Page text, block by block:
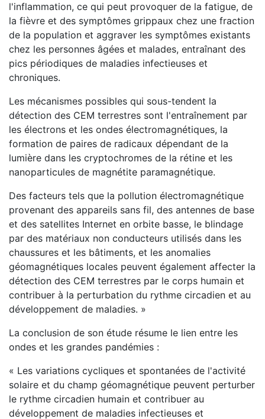
l'inflammation, ce qui peut provoquer de la fatigue, de
la fièvre et des symptômes grippaux chez une fraction
de la population et aggraver les symptômes existants
chez les personnes âgées et malades, entraînant des
pics périodiques de maladies infectieuses et
chroniques.
Les mécanismes possibles qui sous-tendent la
détection des CEM terrestres sont l'entraînement par
les électrons et les ondes électromagnétiques, la
formation de paires de radicaux dépendant de la
lumière dans les cryptochromes de la rétine et les
nanoparticules de magnétite paramagnétique.
Des facteurs tels que la pollution électromagnétique
provenant des appareils sans fil, des antennes de base
et des satellites Internet en orbite basse, le blindage
par des matériaux non conducteurs utilisés dans les
chaussures et les bâtiments, et les anomalies
géomagnétiques locales peuvent également affecter la
détection des CEM terrestres par le corps humain et
contribuer à la perturbation du rythme circadien et au
développement de maladies. »
La conclusion de son étude résume le lien entre les
ondes et les grandes pandémies :
« Les variations cycliques et spontanées de l'activité
solaire et du champ géomagnétique peuvent perturber
le rythme circadien humain et contribuer au
développement de maladies infectieuses et